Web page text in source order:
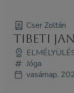
Cser Zoltán
Tibeti
Jóga
vasárnap,